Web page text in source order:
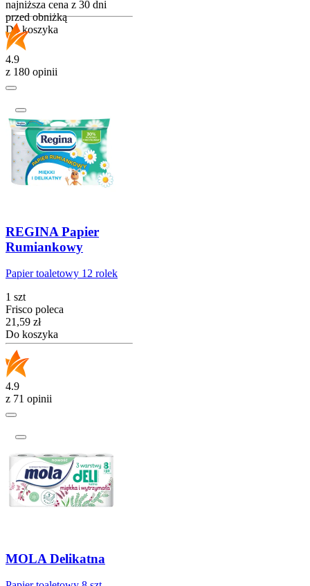
najniższa cena z 30 dni
przed obniżką
Do koszyka
4.9
z 180 opinii
REGINA Papier
Rumiankowy
Papier toaletowy 12 rolek
1 szt
Frisco poleca
Cena
21,59 zł
Do koszyka
4.9
z 71 opinii
MOLA Delikatna